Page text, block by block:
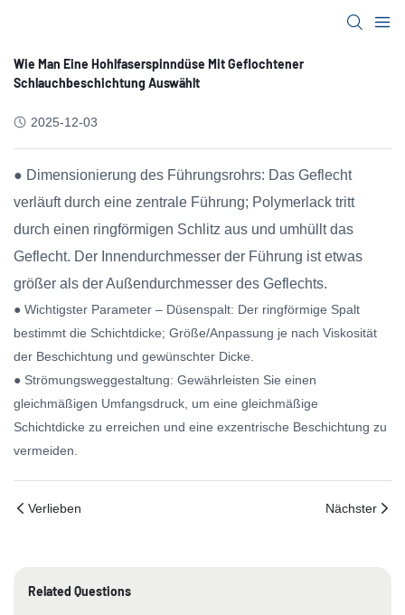
Wie Man Eine Hohlfaserspinndüse Mit Geflochtener
Schlauchbeschichtung Auswählt
2025-12-03
● Dimensionierung des Führungsrohrs: Das Geflecht
verläuft durch eine zentrale Führung; Polymerlack tritt
durch einen ringförmigen Schlitz aus und umhüllt das
Geflecht. Der Innendurchmesser der Führung ist etwas
größer als der Außendurchmesser des Geflechts.
● Wichtigster Parameter – Düsenspalt: Der ringförmige Spalt
bestimmt die Schichtdicke; Größe/Anpassung je nach Viskosität
der Beschichtung und gewünschter Dicke.
● Strömungsweggestaltung: Gewährleisten Sie einen
gleichmäßigen Umfangsdruck, um eine gleichmäßige
Schichtdicke zu erreichen und eine exzentrische Beschichtung zu
vermeiden.
Verlieben Nächster
Related Questions